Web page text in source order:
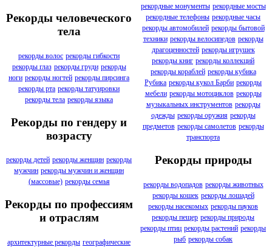
Рекорды человеческого
тела
рекорды волос рекорды гибкости
рекорды глаз рекорды груди рекорды
ноги рекорды ногтей рекорды пирсинга
рекорды рта рекорды татуировки
рекорды тела рекорды языка
Рекорды по гендеру и
возрасту
рекорды детей рекорды женщин рекорды
мужчин рекорды мужчин и женщин
(массовые) рекорды семья
Рекорды по профессиям
и отраслям
архитектурные рекорды географические
рекордные монументы рекордные мосты
рекордные телефоны рекордные часы
рекорды автомобилей рекорды бытовой
техники рекорды велосипедов рекорды
драгоценностей рекорды игрушек
рекорды книг рекорды коллекций
рекорды кораблей рекорды кубика
Рубика рекорды кукол Барби рекорды
мебели рекорды мотоциклов рекорды
музыкальных инструментов рекорды
одежды рекорды оружия рекорды
предметов рекорды самолетов рекорды
транспорта
Рекорды природы
рекорды водопадов рекорды животных
рекорды кошек рекорды лошадей
рекорды насекомых рекорды пауков
рекорды пещер рекорды природы
рекорды птиц рекорды растений рекорды
рыб рекорды собак